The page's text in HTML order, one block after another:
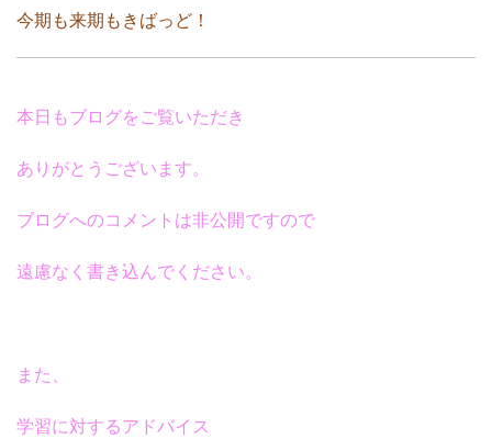
今期も来期もきばっど！
本日もブログをご覧いただき
ありがとうございます。
ブログへのコメントは非公開ですので
遠慮なく書き込んでください。
また、
学習に対するアドバイス